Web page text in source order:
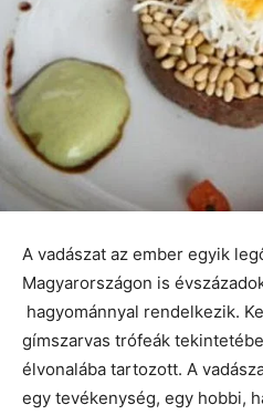
A vadászat az ember egyik
Magyarországon is
hagyománnyal rendelkezik.
gímszarvas trófeák
élvonalába tartozott. A
egy tevékenység, egy hobbi,